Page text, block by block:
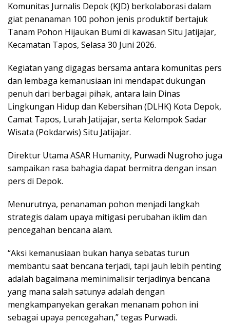
Komunitas Jurnalis Depok (KJD) berkolaborasi dalam
giat penanaman 100 pohon jenis produktif bertajuk
Tanam Pohon Hijaukan Bumi di kawasan Situ Jatijajar,
Kecamatan Tapos, Selasa 30 Juni 2026.
Kegiatan yang digagas bersama antara komunitas pers
dan lembaga kemanusiaan ini mendapat dukungan
penuh dari berbagai pihak, antara lain Dinas
Lingkungan Hidup dan Kebersihan (DLHK) Kota Depok,
Camat Tapos, Lurah Jatijajar, serta Kelompok Sadar
Wisata (Pokdarwis) Situ Jatijajar.
Direktur Utama ASAR Humanity, Purwadi Nugroho juga
sampaikan rasa bahagia dapat bermitra dengan insan
pers di Depok.
Menurutnya, penanaman pohon menjadi langkah
strategis dalam upaya mitigasi perubahan iklim dan
pencegahan bencana alam.
“Aksi kemanusiaan bukan hanya sebatas turun
membantu saat bencana terjadi, tapi jauh lebih penting
adalah bagaimana meminimalisir terjadinya bencana
yang mana salah satunya adalah dengan
mengkampanyekan gerakan menanam pohon ini
sebagai upaya pencegahan,” tegas Purwadi.